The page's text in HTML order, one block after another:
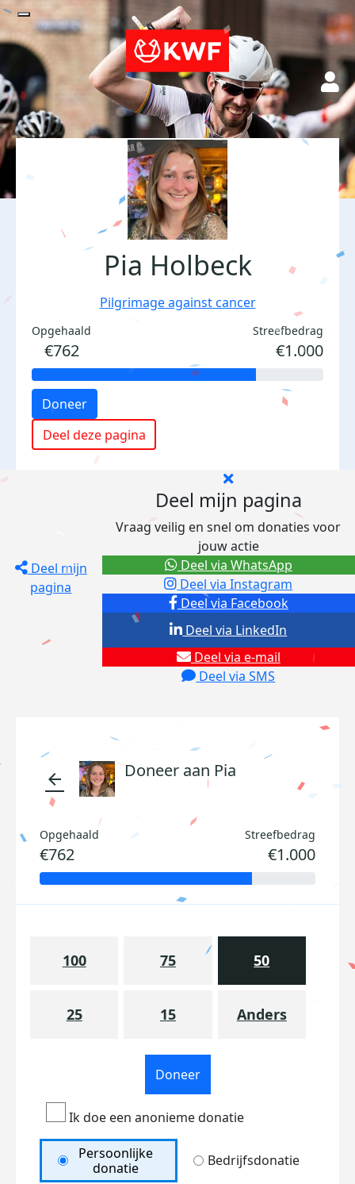
Pia Holbeck
Pilgrimage against cancer
Opgehaald
€762
Streefbedrag
€1.000
Doneer
Deel deze pagina
Deel mijn
pagina
Deel mijn pagina
Vraag veilig en snel om donaties voor
jouw actie
Deel via Facebook
Deel via Instagram
Deel via e-mail
Deel via SMS
Deel via LinkedIn
Deel via WhatsApp
arrow_back Doneer aan Pia
Opgehaald
€762
Streefbedrag
€1.000
100 75 50
25 15 Anders
Doneer
Ik doe een anonieme donatie
Persoonlijke
donatie
Bedrijfsdonatie